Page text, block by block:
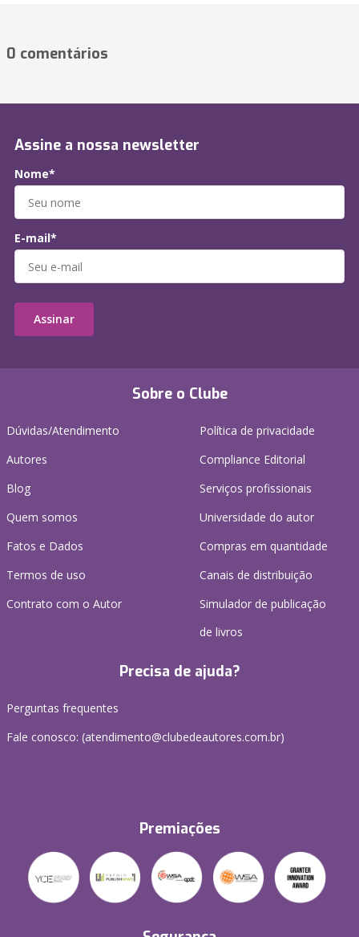
0 comentários
Sobre o Clube
Dúvidas/Atendimento
Autores
Blog
Quem somos
Fatos e Dados
Termos de uso
Contrato com o Autor
Política de privacidade
Compliance Editorial
Serviços profissionais
Universidade do autor
Compras em quantidade
Canais de distribuição
Simulador de publicação
de livros
Precisa de ajuda?
Perguntas frequentes
Fale conosco: (atendimento@clubedeautores.com.br)
Premiações
Assine a nossa newsletter
Nome*
E-mail*
Assinar